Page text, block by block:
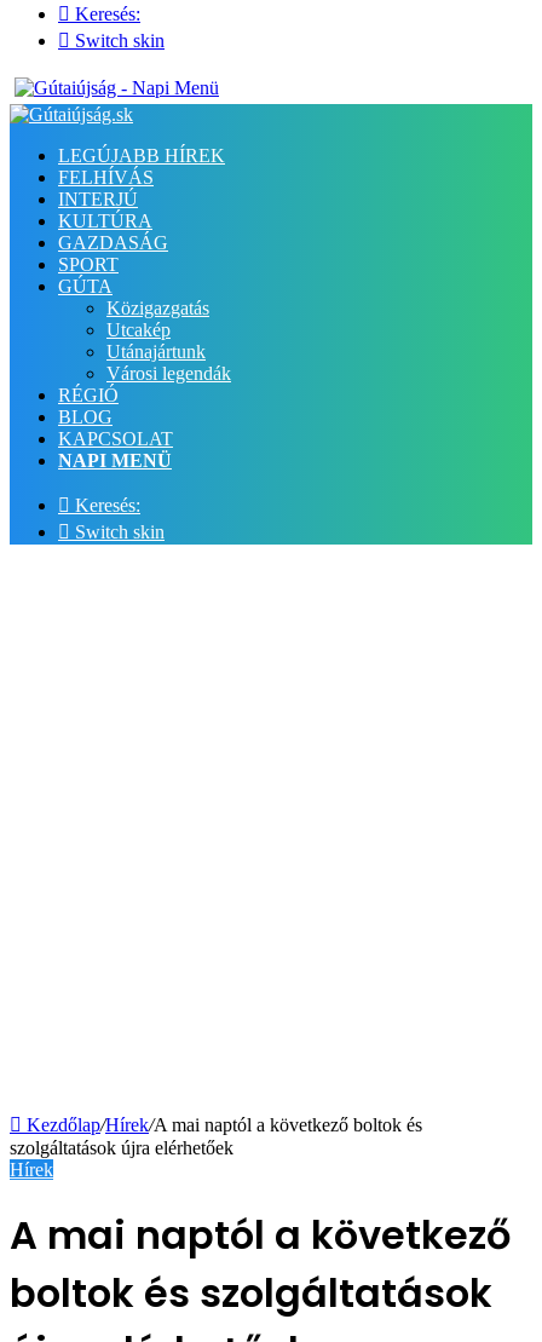
Keresés:
Switch skin
LEGÚJABB HÍREK
FELHÍVÁS
INTERJÚ
KULTÚRA
GAZDASÁG
SPORT
GÚTA
Közigazgatás
Utcakép
Utánajártunk
Városi legendák
RÉGIÓ
BLOG
KAPCSOLAT
NAPI MENÜ
Keresés:
Switch skin
Kezdőlap/Hírek/A mai naptól a következő boltok és
szolgáltatások újra elérhetőek
Hírek
A mai naptól a következő
boltok és szolgáltatások